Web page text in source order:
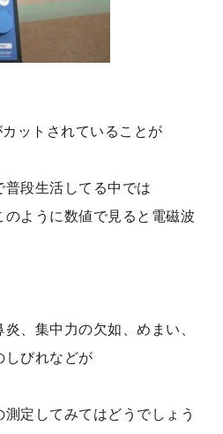
ットされていることが
普段生活してる中では
ように数値で見ると電磁波
、集中力の欠如、めまい、
しびれなどが
定してみてはどうでしょう